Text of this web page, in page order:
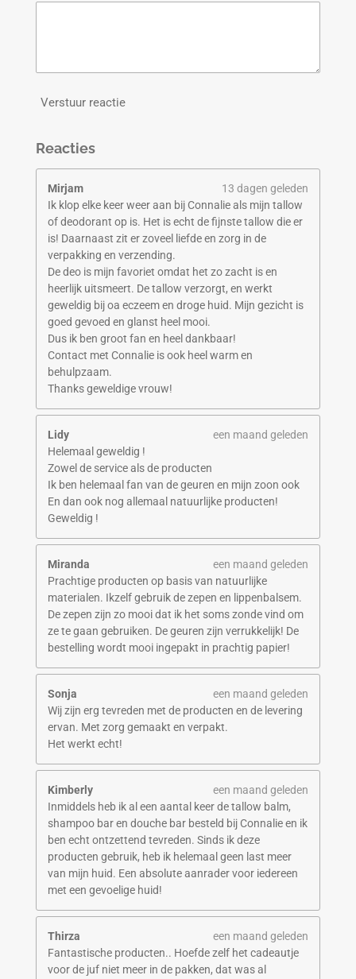
Verstuur reactie
Reacties
Mirjam
13 dagen geleden
Ik klop elke keer weer aan bij Connalie als mijn tallow
of deodorant op is. Het is echt de fijnste tallow die er
is! Daarnaast zit er zoveel liefde en zorg in de
verpakking en verzending.
De deo is mijn favoriet omdat het zo zacht is en
heerlijk uitsmeert. De tallow verzorgt, en werkt
geweldig bij oa eczeem en droge huid. Mijn gezicht is
goed gevoed en glanst heel mooi.
Dus ik ben groot fan en heel dankbaar!
Contact met Connalie is ook heel warm en
behulpzaam.
Thanks geweldige vrouw!
Lidy
een maand geleden
Helemaal geweldig !
Zowel de service als de producten
Ik ben helemaal fan van de geuren en mijn zoon ook
En dan ook nog allemaal natuurlijke producten!
Geweldig !
Miranda
een maand geleden
Prachtige producten op basis van natuurlijke
materialen. Ikzelf gebruik de zepen en lippenbalsem.
De zepen zijn zo mooi dat ik het soms zonde vind om
ze te gaan gebruiken. De geuren zijn verrukkelijk! De
bestelling wordt mooi ingepakt in prachtig papier!
Sonja
een maand geleden
Wij zijn erg tevreden met de producten en de levering
ervan. Met zorg gemaakt en verpakt.
Het werkt echt!
Kimberly
een maand geleden
Inmiddels heb ik al een aantal keer de tallow balm,
shampoo bar en douche bar besteld bij Connalie en ik
ben echt ontzettend tevreden. Sinds ik deze
producten gebruik, heb ik helemaal geen last meer
van mijn huid. Een absolute aanrader voor iedereen
met een gevoelige huid!
Thirza
een maand geleden
Fantastische producten.. Hoefde zelf het cadeautje
voor de juf niet meer in de pakken, dat was al